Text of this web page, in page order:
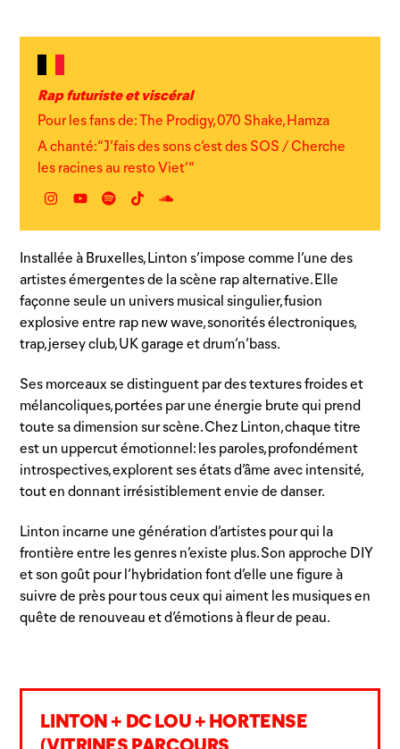
Rap futuriste et viscéral
Pour les fans de: The Prodigy, 070 Shake, Hamza
A chanté: “J’fais des sons c’est des SOS / Cherche
les racines au resto Viet’“
Instagram
YouTubeSpotifyTikTokAutre
lien
Installée à Bruxelles, Linton s’impose comme l’une des
artistes émergentes de la scène rap alternative. Elle
façonne seule un univers musical singulier, fusion
explosive entre rap new wave, sonorités électroniques,
trap, jersey club, UK garage et drum’n’bass.
Ses morceaux se distinguent par des textures froides et
mélancoliques, portées par une énergie brute qui prend
toute sa dimension sur scène. Chez Linton, chaque titre
est un uppercut émotionnel : les paroles, profondément
introspectives, explorent ses états d’âme avec intensité,
tout en donnant irrésistiblement envie de danser.
Linton incarne une génération d’artistes pour qui la
frontière entre les genres n’existe plus. Son approche DIY
et son goût pour l’hybridation font d’elle une figure à
suivre de près pour tous ceux qui aiment les musiques en
quête de renouveau et d’émotions à fleur de peau.
LINTON + DC LOU + HORTENSE